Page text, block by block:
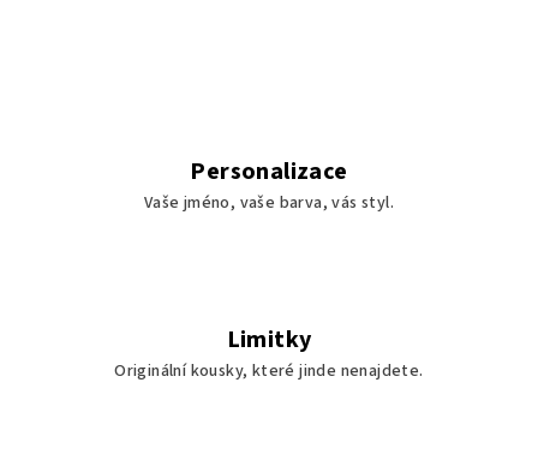
Personalizace
Vaše jméno, vaše barva, vás styl.
Limitky
Originální kousky, které jinde nenajdete.